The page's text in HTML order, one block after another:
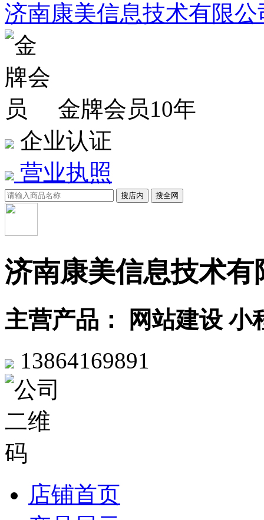
济南康美信息技术有限公
金牌会员10年
企业认证
营业执照
搜店内 搜全网
济南康美信息技术有
主营产品： 网站建设 小
13864169891
店铺首页